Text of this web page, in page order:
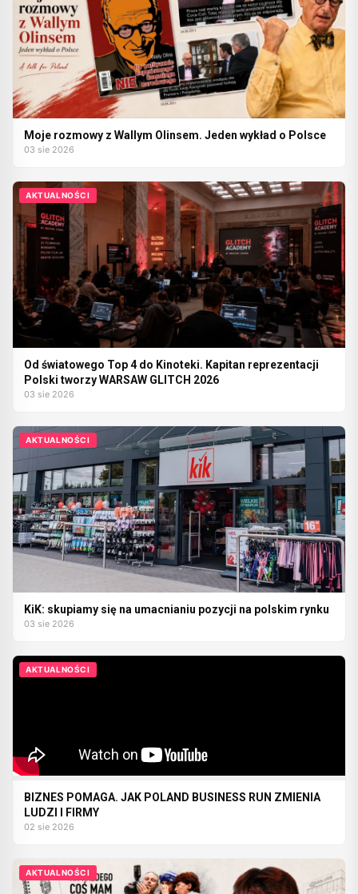
Moje rozmowy z Wallym Olinsem. Jeden wykład o Polsce
03 sie 2026
AKTUALNOŚCI
Od światowego Top 4 do Kinoteki. Kapitan reprezentacji
Polski tworzy WARSAW GLITCH 2026
03 sie 2026
AKTUALNOŚCI
KiK: skupiamy się na umacnianiu pozycji na polskim rynku
03 sie 2026
AKTUALNOŚCI
BIZNES POMAGA. JAK POLAND BUSINESS RUN ZMIENIA
LUDZI I FIRMY
02 sie 2026
AKTUALNOŚCI